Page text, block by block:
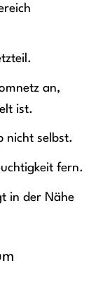
an,
ist.
nicht selbst.
fern.
in der Nähe